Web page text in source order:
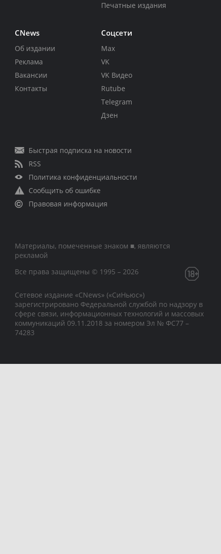
Печатные издания
CNews
Об издании
Реклама
Вакансии
Контакты
Соцсети
Max
VK
VK Видео
Rutube
Telegram
Дзен
Быстрая подписка на новости
RSS
Политика конфиденциальности
Сообщить об ошибке
Правовая информация
Материалы, помеченные знаком ■, являются
рекламой
Все права защищены © 1995 – 2026
Сетевое издание «CNews» («СиНьюс»)
зарегистрировано Федеральной службой по надзору в
сфере связи, информационных технологий и массовых
коммуникаций 09.11.2018 за номером Эл № ФС77 –
74283